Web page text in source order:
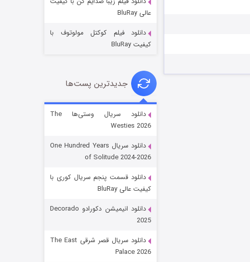
جادوگری در مغولستان
قسمت۶ (زیرنویس)
عالی BluRay
دانلود فیلم کوکتل مولوتوف با
کیفیت BluRay
جدیدترین پست‌ها
دانلود سریال وستی‌ها The
Westies 2026
دانلود سریال One Hundred Years
of Solitude 2024-2026
دانلود قسمت پنجم سریال کوری با
کیفیت عالی BluRay
دانلود انیمیشن دکورادو Decorado
2025
دانلود سریال قصر شرقی The East
Palace 2026